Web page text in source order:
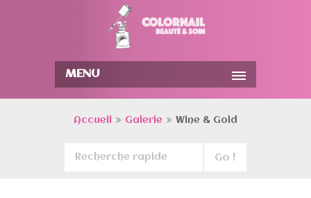
MENU
Accueil Galerie Wine & Gold